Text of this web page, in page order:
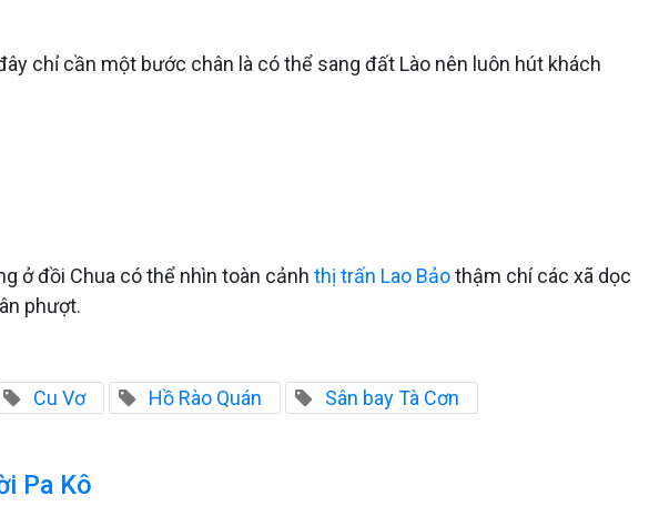
chỉ cần một bước chân là có thể sang đất Lào nên luôn hút khách
ở đồi Chua có thể nhìn toàn cảnh thị trấn Lao Bảothậm chí các xã dọc
phượt.
Cu Vơ Hồ Rào Quán Sân bay Tà Cơn
Pa Kô